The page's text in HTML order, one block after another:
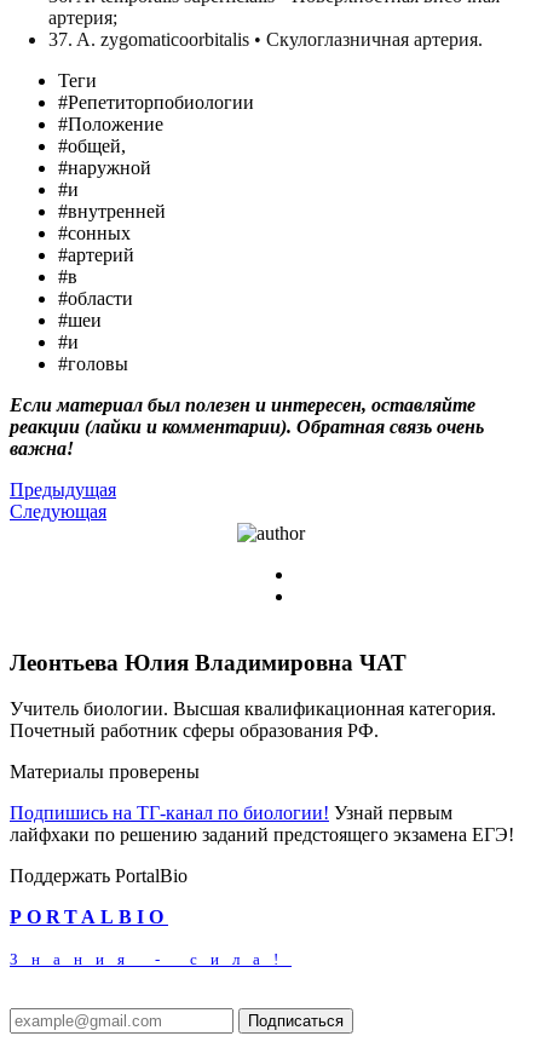
артерия;
37. A. zygomaticoorbitalis • Скулоглазничная артерия.
Теги
#Репетиторпобиологии
#Положение
#общей,
#наружной
#и
#внутренней
#сонных
#артерий
#в
#области
#шеи
#и
#головы
Если материал был полезен и интересен, оставляйте
реакции (лайки и комментарии). Обратная связь очень
важна!
Предыдущая
Следующая
Леонтьева Юлия Владимировна ЧАТ
Учитель биологии. Высшая квалификационная категория.
Почетный работник сферы образования РФ.
Материалы проверены
Подпишись на ТГ-канал по биологии! Узнай первым
лайфхаки по решению заданий предстоящего экзамена ЕГЭ!
Поддержать PortalBio
PORTALBIO
Знания - сила!
Подписаться